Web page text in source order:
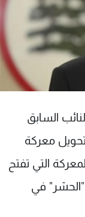
السابق
معركة
التي تفتح
"الحشر" في